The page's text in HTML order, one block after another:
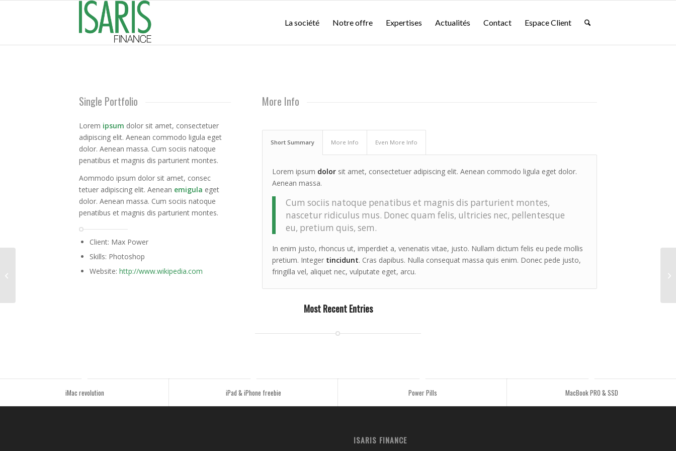
La société Notre offre Expertises Actualités Contact Espace Client
Single Portfolio
Lorem ipsum dolor sit amet, consectetuer
adipiscing elit. Aenean commodo ligula eget
dolor. Aenean massa. Cum sociis natoque
penatibus et magnis dis parturient montes.
Aommodo ipsum dolor sit amet, consec
tetuer adipiscing elit. Aenean emigula eget
dolor. Aenean massa. Cum sociis natoque
penatibus et magnis dis parturient montes.
Client: Max Power
Skills: Photoshop
Website: http://www.wikipedia.com
More Info
Short Summary More Info Even More Info
Lorem ipsum dolorsit amet, consectetuer adipiscing elit. Aenean commodo ligula eget dolor.
Aenean massa.
Cum sociis natoque penatibus et magnis dis parturient montes,
nascetur ridiculus mus. Donec quam felis, ultricies nec, pellentesque
eu, pretium quis, sem.
In enim justo, rhoncus ut, imperdiet a, venenatis vitae, justo. Nullam dictum felis eu pede mollis
pretium. Integer tincidunt. Cras dapibus. Nulla consequat massa quis enim. Donec pede justo,
fringilla vel, aliquet nec, vulputate eget, arcu.
Most Recent Entries
iMac revolution iPad & iPhone freebie Power Pills MacBook PRO & SSD
ISARIS FINANCE
Single Portfolio: Fullscreen Slider